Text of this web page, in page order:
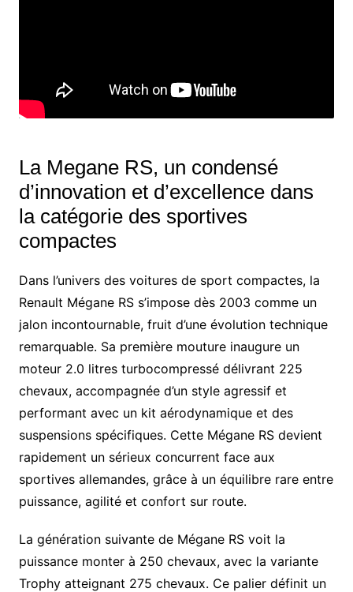
La Megane RS, un condensé
d’innovation et d’excellence dans
la catégorie des sportives
compactes
Dans l’univers des voitures de sport compactes, la
Renault Mégane RS s’impose dès 2003 comme un
jalon incontournable, fruit d’une évolution technique
remarquable. Sa première mouture inaugure un
moteur 2.0 litres turbocompressé délivrant 225
chevaux, accompagnée d’un style agressif et
performant avec un kit aérodynamique et des
suspensions spécifiques. Cette Mégane RS devient
rapidement un sérieux concurrent face aux
sportives allemandes, grâce à un équilibre rare entre
puissance, agilité et confort sur route.
La génération suivante de Mégane RS voit la
puissance monter à 250 chevaux, avec la variante
Trophy atteignant 275 chevaux. Ce palier définit un